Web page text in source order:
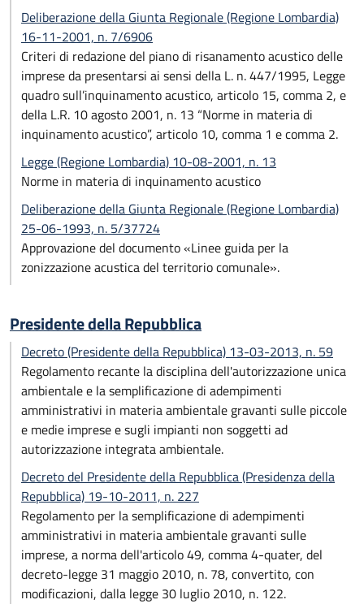
Deliberazione della Giunta Regionale (Regione Lombardia)
16-11-2001, n. 7/6906
Criteri di redazione del piano di risanamento acustico delle
imprese da presentarsi ai sensi della L. n. 447/1995, Legge
quadro sull’inquinamento acustico, articolo 15, comma 2, e
della L.R. 10 agosto 2001, n. 13 “Norme in materia di
inquinamento acustico”, articolo 10, comma 1 e comma 2.
Legge (Regione Lombardia) 10-08-2001, n. 13
Norme in materia di inquinamento acustico
Deliberazione della Giunta Regionale (Regione Lombardia)
25-06-1993, n. 5/37724
Approvazione del documento «Linee guida per la
zonizzazione acustica del territorio comunale».
Presidente della Repubblica
Decreto (Presidente della Repubblica) 13-03-2013, n. 59
Regolamento recante la disciplina dell'autorizzazione unica
ambientale e la semplificazione di adempimenti
amministrativi in materia ambientale gravanti sulle piccole
e medie imprese e sugli impianti non soggetti ad
autorizzazione integrata ambientale.
Decreto del Presidente della Repubblica (Presidenza della
Repubblica) 19-10-2011, n. 227
Regolamento per la semplificazione di adempimenti
amministrativi in materia ambientale gravanti sulle
imprese, a norma dell'articolo 49, comma 4-quater, del
decreto-legge 31 maggio 2010, n. 78, convertito, con
modificazioni, dalla legge 30 luglio 2010, n. 122.